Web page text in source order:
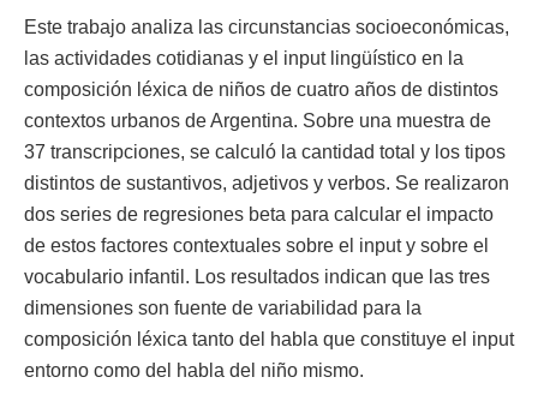
Este trabajo analiza las circunstancias socioeconómicas,
las actividades cotidianas y el input lingüístico en la
composición léxica de niños de cuatro años de distintos
contextos urbanos de Argentina. Sobre una muestra de
37 transcripciones, se calculó la cantidad total y los tipos
distintos de sustantivos, adjetivos y verbos. Se realizaron
dos series de regresiones beta para calcular el impacto
de estos factores contextuales sobre el input y sobre el
vocabulario infantil. Los resultados indican que las tres
dimensiones son fuente de variabilidad para la
composición léxica tanto del habla que constituye el input
entorno como del habla del niño mismo.